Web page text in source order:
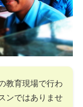
教育現場で行わ
ンではありませ